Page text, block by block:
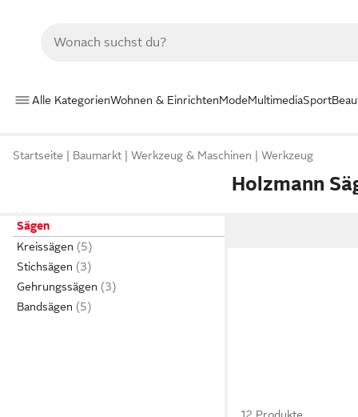
Alle KategorienWohnen & EinrichtenModeMultimediaSport
Startseite Baumarkt Werkzeug & Maschinen Werkzeug
Holzmann
Sägen
Kreissägen
Stichsägen
Gehrungssägen
Bandsägen